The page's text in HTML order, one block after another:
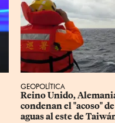
GEOPOLÍTICA
Reino Unido,
condenan el "acoso"
aguas al este de